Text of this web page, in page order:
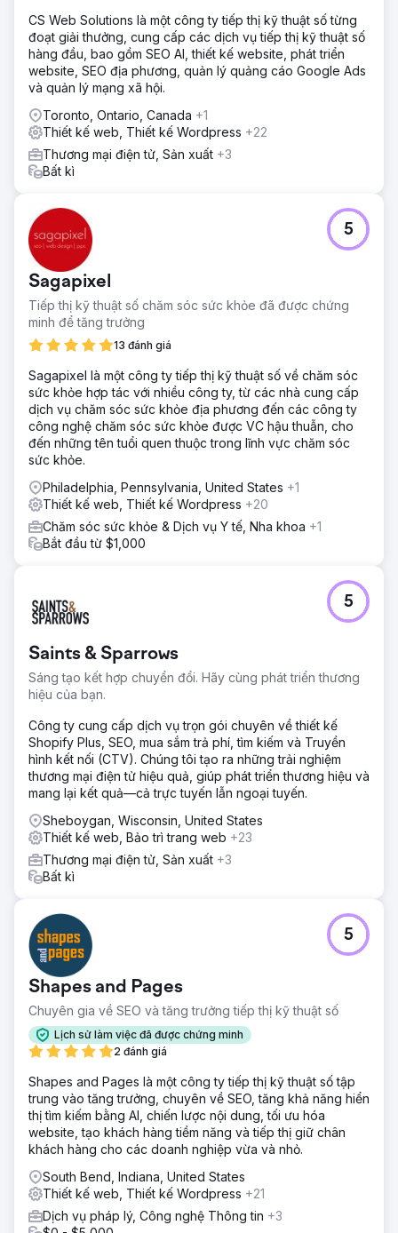
CS Web Solutions là một công ty tiếp thị kỹ thuật số từng
đoạt giải thưởng, cung cấp các dịch vụ tiếp thị kỹ thuật số
hàng đầu, bao gồm SEO AI, thiết kế website, phát triển
website, SEO địa phương, quản lý quảng cáo Google Ads
và quản lý mạng xã hội.
Toronto, Ontario, Canada +1
Thiết kế web, Thiết kế Wordpress +22
Thương mại điện tử, Sản xuất +3
Bất kì
Sagapixel
Tiếp thị kỹ thuật số chăm sóc sức khỏe đã được chứng
minh để tăng trưởng
13 đánh giá
5
Sagapixel là một công ty tiếp thị kỹ thuật số về chăm sóc
sức khỏe hợp tác với nhiều công ty, từ các nhà cung cấp
dịch vụ chăm sóc sức khỏe địa phương đến các công ty
công nghệ chăm sóc sức khỏe được VC hậu thuẫn, cho
đến những tên tuổi quen thuộc trong lĩnh vực chăm sóc
sức khỏe.
Philadelphia, Pennsylvania, United States +1
Thiết kế web, Thiết kế Wordpress +20
Chăm sóc sức khỏe & Dịch vụ Y tế, Nha khoa +1
Bắt đầu từ $1,000
Saints & Sparrows
Sáng tạo kết hợp chuyển đổi. Hãy cùng phát triển thương
hiệu của bạn.
5
Công ty cung cấp dịch vụ trọn gói chuyên về thiết kế
Shopify Plus, SEO, mua sắm trả phí, tìm kiếm và Truyền
hình kết nối (CTV). Chúng tôi tạo ra những trải nghiệm
thương mại điện tử hiệu quả, giúp phát triển thương hiệu và
mang lại kết quả—cả trực tuyến lẫn ngoại tuyến.
Sheboygan, Wisconsin, United States
Thiết kế web, Bảo trì trang web +23
Thương mại điện tử, Sản xuất +3
Bất kì
Shapes and Pages
Chuyên gia về SEO và tăng trưởng tiếp thị kỹ thuật số
Lịch sử làm việc đã được chứng minh
2 đánh giá
5
Shapes and Pages là một công ty tiếp thị kỹ thuật số tập
trung vào tăng trưởng, chuyên về SEO, tăng khả năng hiển
thị tìm kiếm bằng AI, chiến lược nội dung, tối ưu hóa
website, tạo khách hàng tiềm năng và tiếp thị giữ chân
khách hàng cho các doanh nghiệp vừa và nhỏ.
South Bend, Indiana, United States
Thiết kế web, Thiết kế Wordpress +21
Dịch vụ pháp lý, Công nghệ Thông tin +3